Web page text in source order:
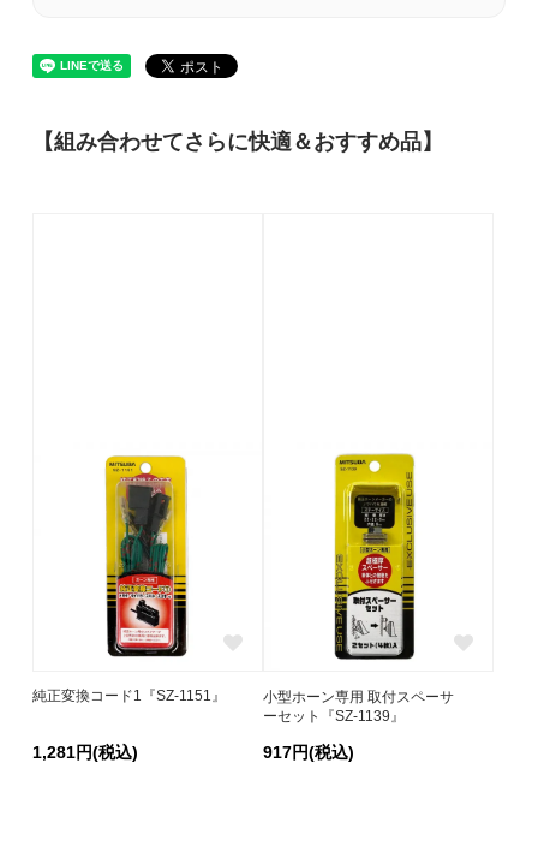
【組み合わせてさらに快適＆おすすめ品】
純正変換コード1『SZ-1151』
1,281円(税込)
小型ホーン専用 取付スペーサ
ーセット『SZ-1139』
917円(税込)